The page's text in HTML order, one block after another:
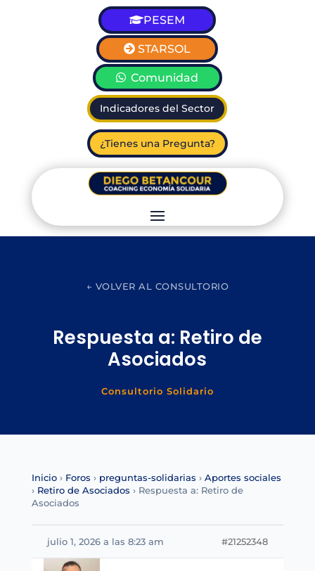
PESEM
STARSOL
Comunidad
Indicadores del Sector
¿Tienes una Pregunta?
← VOLVER AL CONSULTORIO
Respuesta a: Retiro de
Asociados
Consultorio Solidario
Inicio › Foros › preguntas-solidarias › Aportes sociales
› Retiro de Asociados › Respuesta a: Retiro de
Asociados
julio 1, 2026 a las 8:23 am #21252348